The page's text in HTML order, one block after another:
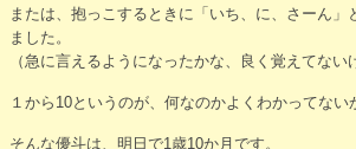
または、抱っこするときに「いち、に、さーん
ました。
（急に言えるようになったかな、良く覚えてない
１から10というのが、何なのかよくわかってな
そんな優斗は、明日で1歳10か月です。